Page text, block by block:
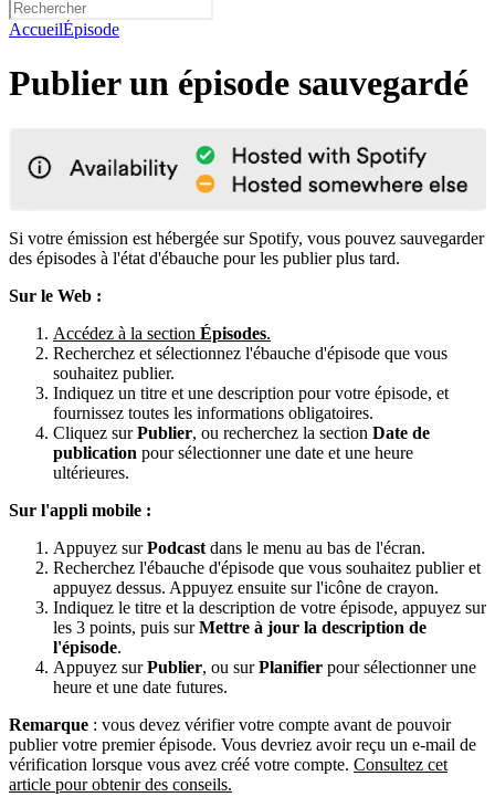
AccueilÉpisode
Publier un épisode sauvegardé
Si votre émission est hébergée sur Spotify, vous pouvez sauvegarder
des épisodes à l'état d'ébauche pour les publier plus tard.
Sur le Web :
Accédez à la section Épisodes.
Recherchez et sélectionnez l'ébauche d'épisode que vous
souhaitez publier.
Indiquez un titre et une description pour votre épisode, et
fournissez toutes les informations obligatoires.
Cliquez surPublier, ou recherchez la section Date de
publication pour sélectionner une date et une heure
ultérieures.
Sur l'appli mobile :
Appuyez surPodcast dans le menu au bas de l'écran.
Recherchez l'ébauche d'épisode que vous souhaitez publier et
appuyez dessus. Appuyez ensuite sur l'icône de crayon.
Indiquez le titre et la description de votre épisode, appuyez sur
les 3 points, puis surMettre à jour la description de
l'épisode.
Appuyez surPublier, ou surPlanifier pour sélectionner une
heure et une date futures.
Remarque : vous devez vérifier votre compte avant de pouvoir
publier votre premier épisode. Vous devriez avoir reçu un e-mail de
vérification lorsque vous avez créé votre compte. Consultez cet
article pour obtenir des conseils.